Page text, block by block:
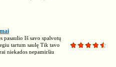
pasaulio Iš savo spalvotų
tartum saulę Tik tavo
niekados nepamiršiu